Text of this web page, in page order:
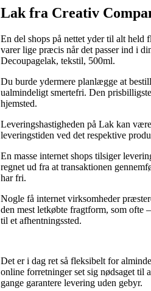
Lak fra Creativ
En del shops på nettet yder til alt held
varer lige præcis når det passer ind i
Decoupagelak, tekstil, 500ml.
Du burde ydermere planlægge at
ualmindeligt smertefri. Den
hjemsted.
Leveringshastigheden på Lak kan
leveringstiden ved det respektive
En masse internet shops tilsiger
regnet ud fra at transaktionen
har fri.
Nogle få internet virksomheder
den mest letkøbte fragtform, som ofte
til et afhentningssted.
Det er i dag ret så fleksibelt for
online forretninger set sig nødsaget til
gange garantere levering uden gebyr.